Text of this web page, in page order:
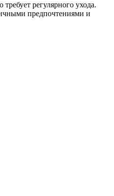
регулярного ухода.
предпочтениями и